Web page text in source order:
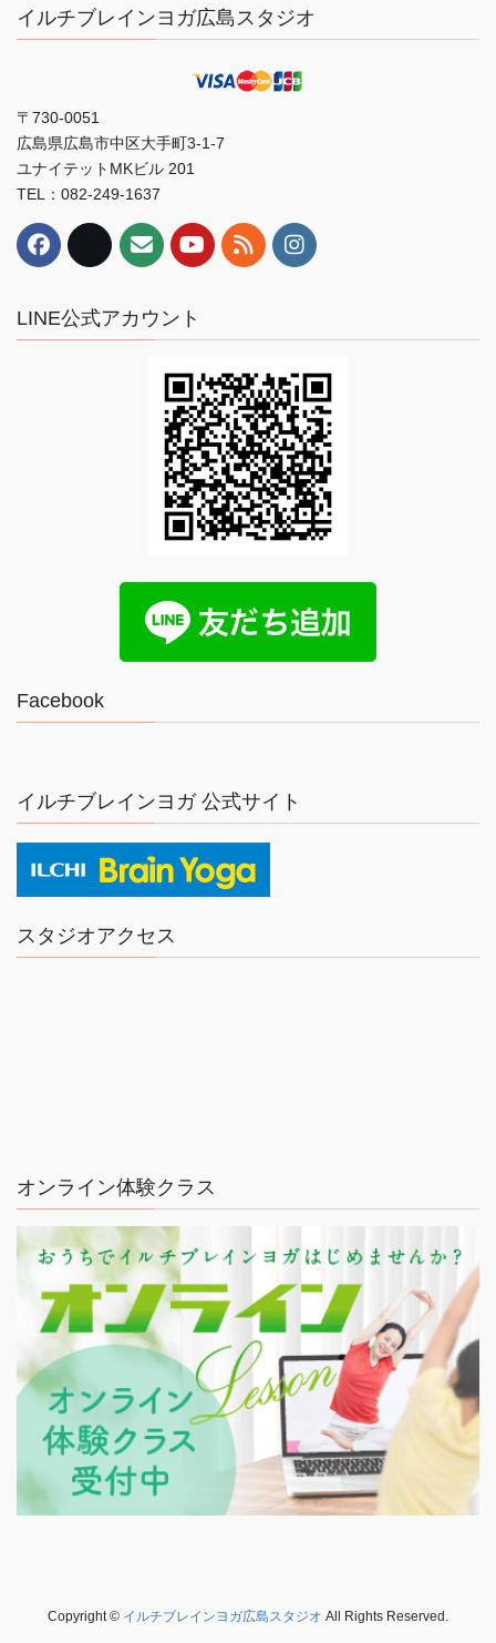
イルチブレインヨガ広島スタジオ
〒730-0051
広島県広島市中区大手町3-1-7
ユナイテットMKビル 201
TEL：082-249-1637
LINE公式アカウント
Facebook
イルチブレインヨガ 公式サイト
スタジオアクセス
オンライン体験クラス
Copyright © イルチブレインヨガ広島スタジオ All Rights Reserved.